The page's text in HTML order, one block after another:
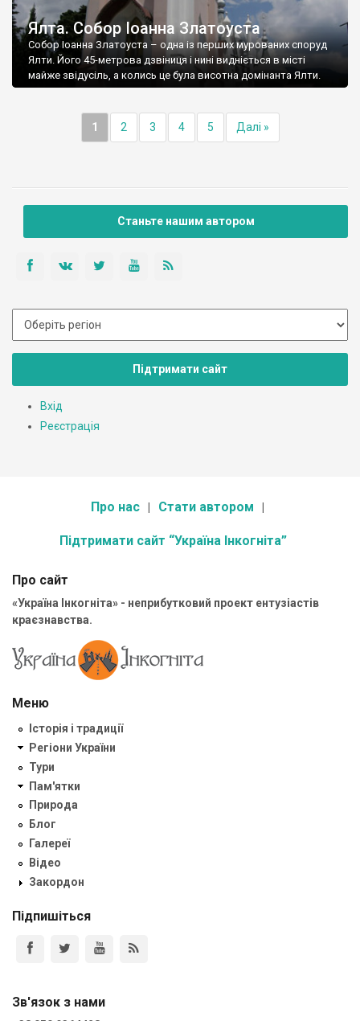
Ялта. Собор Іоанна Златоуста
Собор Іоанна Златоуста – одна із перших мурованих споруд
Ялти. Його 45-метрова дзвіниця і нині видніється в місті
майже звідусіль, а колись це була висотна домінанта Ялти.
1 2 3 4 5 Далі »
Станьте нашим автором
Підтримати сайт
Вхід
Реєстрація
Про нас Стати автором
Підтримати сайт “Україна Інкогніта”
Про сайт
«Україна Інкогніта» - неприбутковий проект ентузіастів
краєзнавства.
Меню
Історія і традиції
Регіони України
Тури
Пам'ятки
Природа
Блог
Галереї
Відео
Закордон
Підпишіться
Зв'язок з нами